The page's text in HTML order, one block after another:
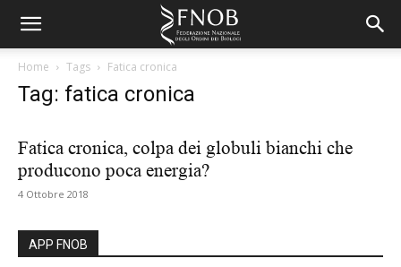
Home Tags Fatica cronica
Tag: fatica cronica
Fatica cronica, colpa dei globuli bianchi che
producono poca energia?
4 Ottobre 2018
APP FNOB